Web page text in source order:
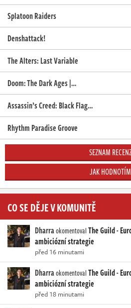
Splatoon Raiders
Denshattack!
The Alters: Last Variable
Doom: The Dark Ages |…
Assassin’s Creed: Black Flag…
Rhythm Paradise Groove
SEZNAM
JAK
CO SE DĚJE V KOMUNITĚ
DharraokomentovalThe Guild -
ambiciózní strategie
před 16 minutami
DharraokomentovalThe Guild -
ambiciózní strategie
před 18 minutami